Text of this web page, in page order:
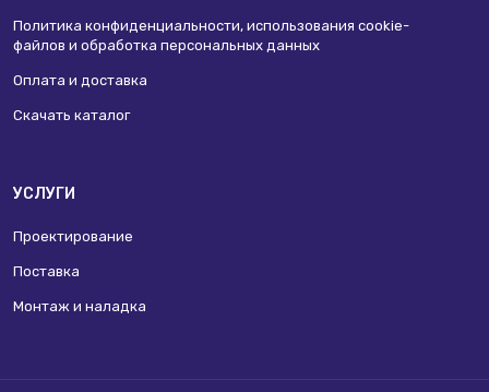
Политика конфиденциальности, использования сookie-
файлов и обработка персональных данных
Оплата и доставка
Скачать каталог
УСЛУГИ
Проектирование
Поставка
Монтаж и наладка